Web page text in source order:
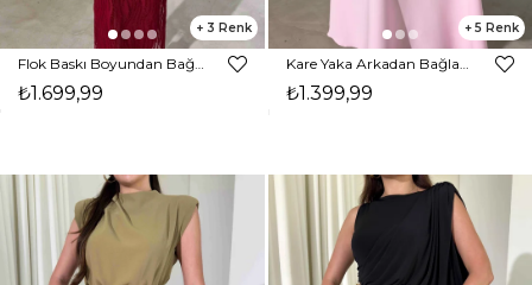
3
Flok Baskı Boyundan Bağlamalı Maxi Boy Bordo Karli Kadın Elbise 26Y389
₺1.699,99
5
Kare Yaka Arkadan Bağlamalı Midi Boy Pembe Brandy Kadın Elbise 26Y163
₺1.399,99